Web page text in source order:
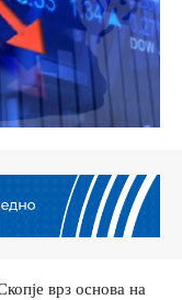
врз основа на